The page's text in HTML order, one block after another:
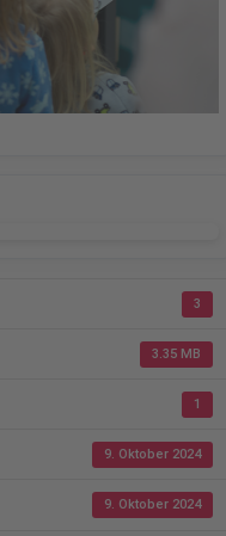
3
3.35 MB
1
9. Oktober 2024
9. Oktober 2024